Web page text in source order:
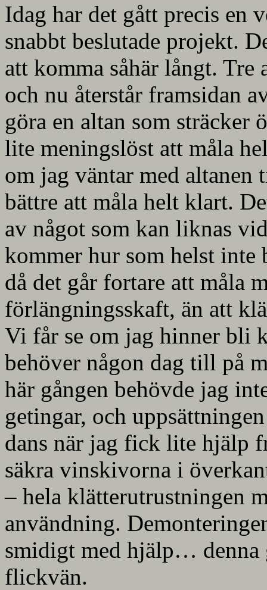
Idag har det gått precis en
snabbt beslutade projekt.
att komma såhär långt. Tre
och nu återstår framsidan
göra en altan som sträcker
lite meningslöst att måla
om jag väntar med altanen
bättre att måla helt klart.
av något som kan liknas
kommer hur som helst inte
då det går fortare att måla
förlängningsskaft, än att
Vi får se om jag hinner bli
behöver någon dag till på
här gången behövde jag
getingar, och
dans när jag fick lite hjälp
säkra vinskivorna i
– hela klätterutrustningen
användning.
smidigt med hjälp… denna
flickvän.